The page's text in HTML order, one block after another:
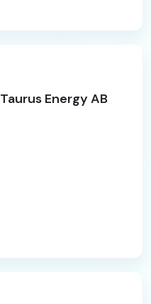
Energy AB